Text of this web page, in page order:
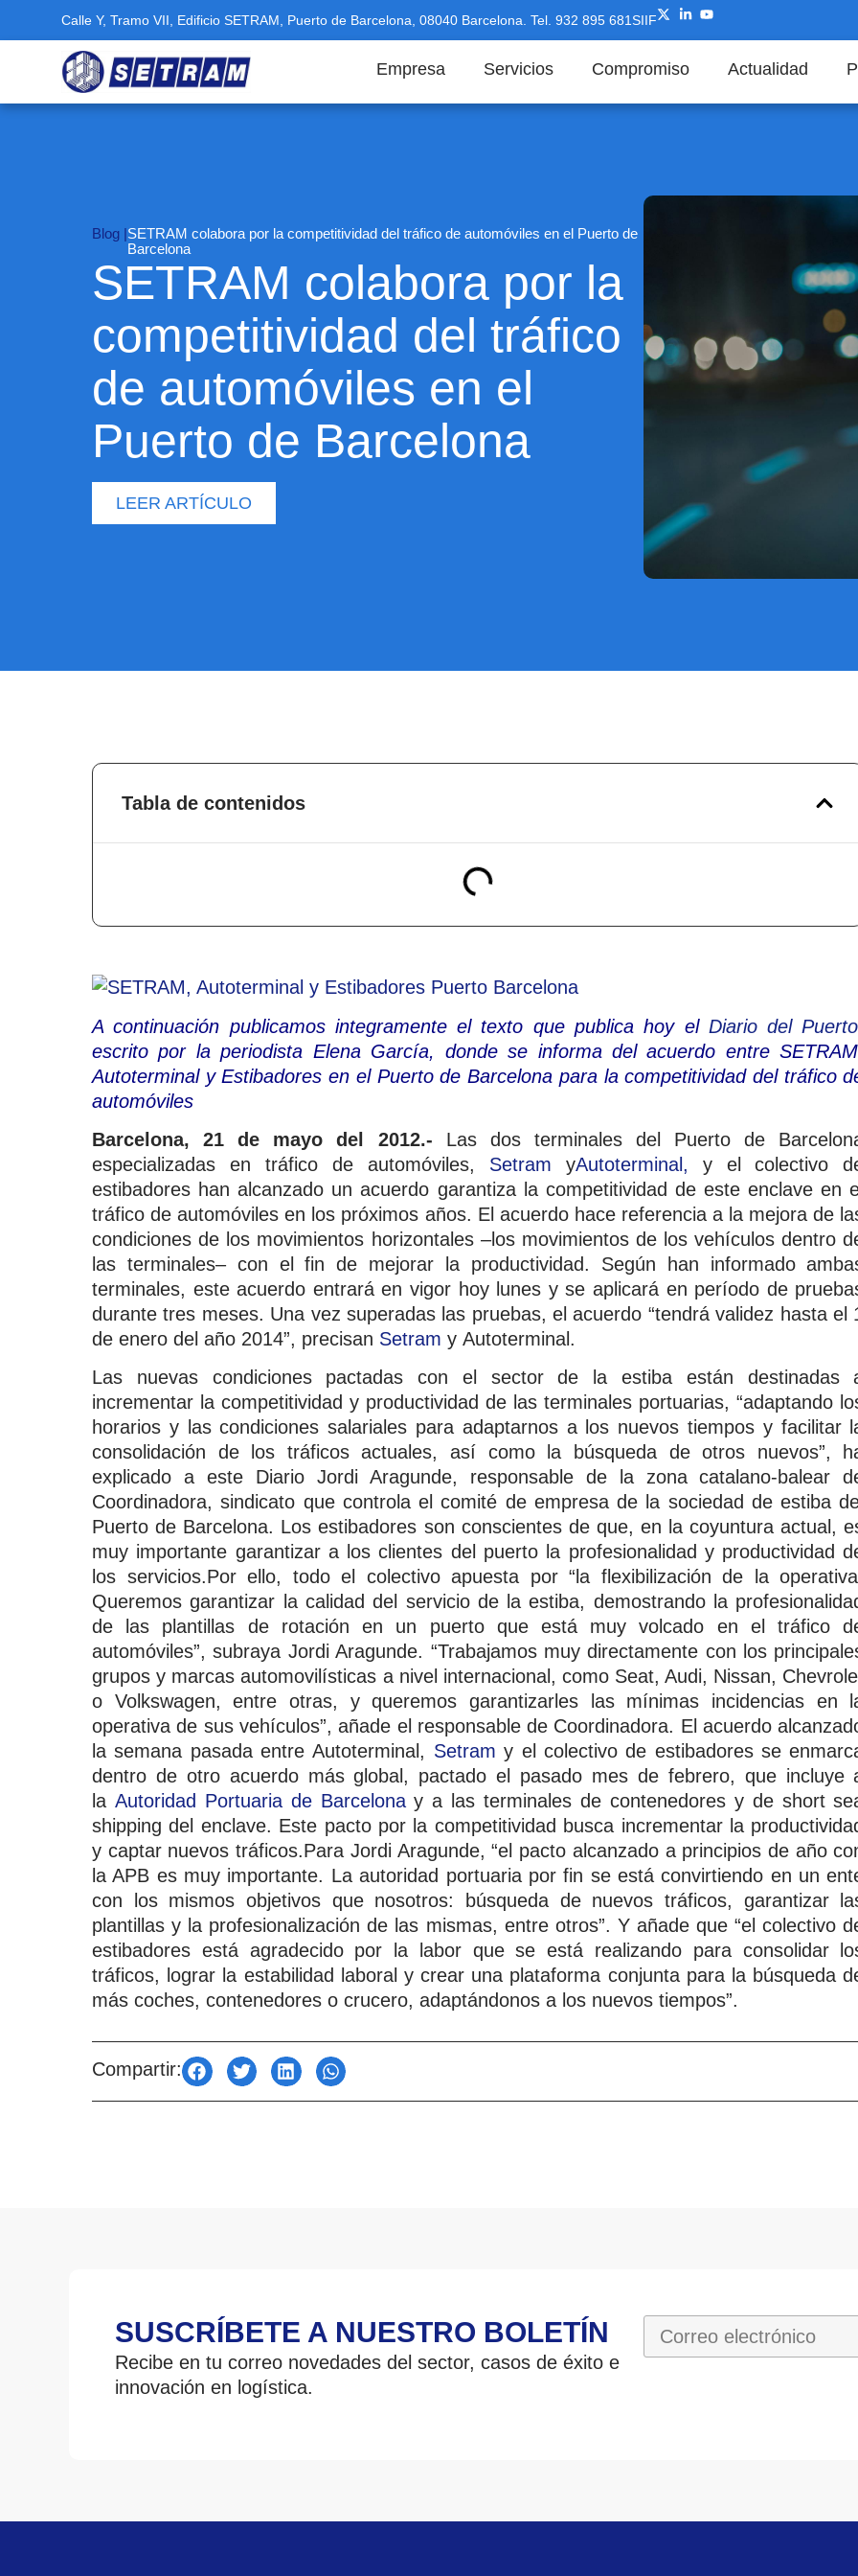
Calle Y, Tramo VII, Edificio SETRAM, Puerto de Barcelona, 08040 Barcelona. Tel. 932 895 681SIIF
Empresa Servicios Compromiso Actualidad
Blog |SETRAM colabora por la competitividad del tráfico de automóviles en el Puerto de
Barcelona
SETRAM colabora por la
competitividad del tráfico
de automóviles en el
Puerto de Barcelona
LEER ARTÍCULO
Tabla de contenidos
A continuación publicamos integramente el texto que publica hoy el Diario del Puerto
escrito por la periodista Elena García, donde se informa del acuerdo entre
Autoterminal y Estibadores en el Puerto de Barcelona para la competitividad del tráfico
automóviles
Barcelona, 21 de mayo del 2012.- Las dos terminales del Puerto de
especializadas en tráfico de automóviles, Setram yAutoterminal, y el colectivo
estibadores han alcanzado un acuerdo garantiza la competitividad de este enclave en
tráfico de automóviles en los próximos años. El acuerdo hace referencia a la mejora de
condiciones de los movimientos horizontales –los movimientos de los vehículos dentro
las terminales– con el fin de mejorar la productividad. Según han informado
terminales, este acuerdo entrará en vigor hoy lunes y se aplicará en período de
durante tres meses. Una vez superadas las pruebas, el acuerdo “tendrá validez hasta el
de enero del año 2014”, precisan Setram y Autoterminal.
Las nuevas condiciones pactadas con el sector de la estiba están destinadas
incrementar la competitividad y productividad de las terminales portuarias, “adaptando
horarios y las condiciones salariales para adaptarnos a los nuevos tiempos y facilitar
consolidación de los tráficos actuales, así como la búsqueda de otros nuevos”,
explicado a este Diario Jordi Aragunde, responsable de la zona catalano-balear
Coordinadora, sindicato que controla el comité de empresa de la sociedad de estiba
Puerto de Barcelona. Los estibadores son conscientes de que, en la coyuntura actual,
muy importante garantizar a los clientes del puerto la profesionalidad y productividad
los servicios.Por ello, todo el colectivo apuesta por “la flexibilización de la
Queremos garantizar la calidad del servicio de la estiba, demostrando la
de las plantillas de rotación en un puerto que está muy volcado en el tráfico
automóviles”, subraya Jordi Aragunde. “Trabajamos muy directamente con los
grupos y marcas automovilísticas a nivel internacional, como Seat, Audi, Nissan,
o Volkswagen, entre otras, y queremos garantizarles las mínimas incidencias en
operativa de sus vehículos”, añade el responsable de Coordinadora. El acuerdo
la semana pasada entre Autoterminal, Setram y el colectivo de estibadores se
dentro de otro acuerdo más global, pactado el pasado mes de febrero, que incluye
la Autoridad Portuaria de Barcelonay a las terminales de contenedores y de short
shipping del enclave. Este pacto por la competitividad busca incrementar la
y captar nuevos tráficos.Para Jordi Aragunde, “el pacto alcanzado a principios de año
la APB es muy importante. La autoridad portuaria por fin se está convirtiendo en un
con los mismos objetivos que nosotros: búsqueda de nuevos tráficos, garantizar
plantillas y la profesionalización de las mismas, entre otros”. Y añade que “el colectivo
estibadores está agradecido por la labor que se está realizando para consolidar
tráficos, lograr la estabilidad laboral y crear una plataforma conjunta para la búsqueda
más coches, contenedores o crucero, adaptándonos a los nuevos tiempos”.
Compartir:
SUSCRÍBETE A NUESTRO BOLETÍN
Recibe en tu correo novedades del sector, casos de éxito e
innovación en logística.